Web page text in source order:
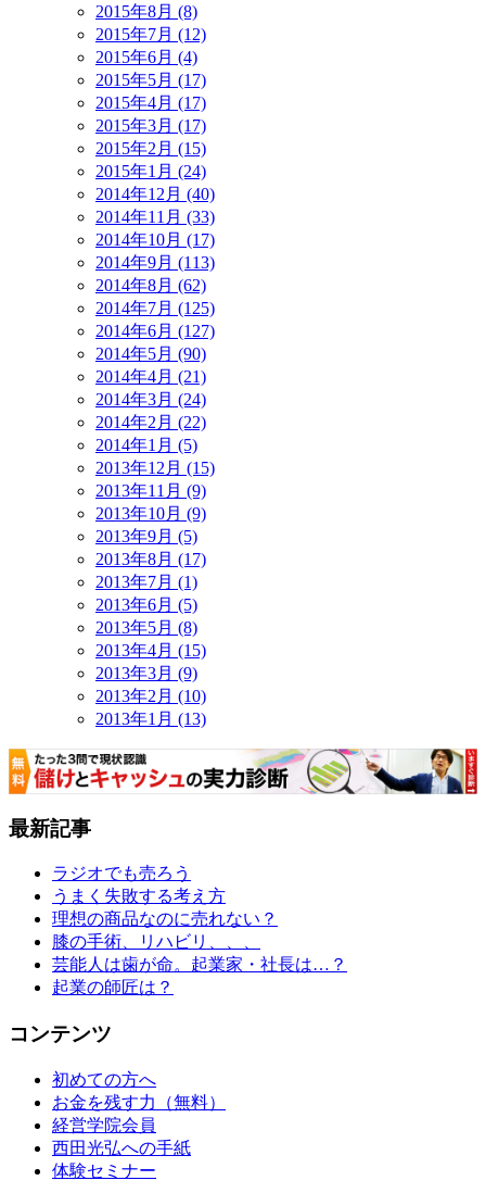
2015年8月 (8)
2015年7月 (12)
2015年6月 (4)
2015年5月 (17)
2015年4月 (17)
2015年3月 (17)
2015年2月 (15)
2015年1月 (24)
2014年12月 (40)
2014年11月 (33)
2014年10月 (17)
2014年9月 (113)
2014年8月 (62)
2014年7月 (125)
2014年6月 (127)
2014年5月 (90)
2014年4月 (21)
2014年3月 (24)
2014年2月 (22)
2014年1月 (5)
2013年12月 (15)
2013年11月 (9)
2013年10月 (9)
2013年9月 (5)
2013年8月 (17)
2013年7月 (1)
2013年6月 (5)
2013年5月 (8)
2013年4月 (15)
2013年3月 (9)
2013年2月 (10)
2013年1月 (13)
最新記事
ラジオでも売ろう
うまく失敗する考え方
理想の商品なのに売れない？
膝の手術、リハビリ、、、
芸能人は歯が命。起業家・社長は…？
起業の師匠は？
コンテンツ
初めての方へ
お金を残す力（無料）
経営学院会員
西田光弘への手紙
体験セミナー